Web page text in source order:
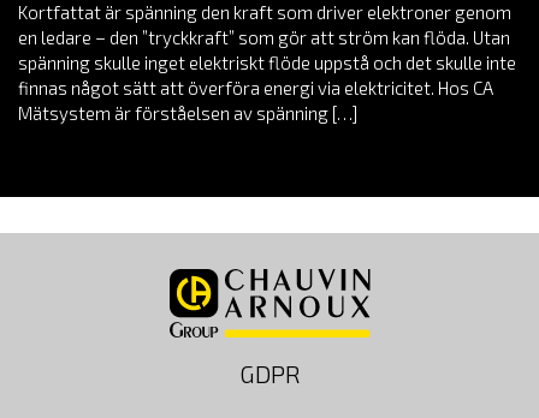
Kortfattat är spänning den kraft som driver elektroner genom
en ledare – den ”tryckkraft” som gör att ström kan flöda. Utan
spänning skulle inget elektriskt flöde uppstå och det skulle inte
finnas något sätt att överföra energi via elektricitet. Hos CA
Mätsystem är förståelsen av spänning […]
GDPR